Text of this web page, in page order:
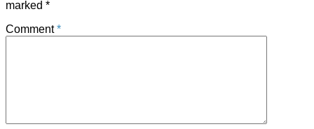
marked *
Comment*